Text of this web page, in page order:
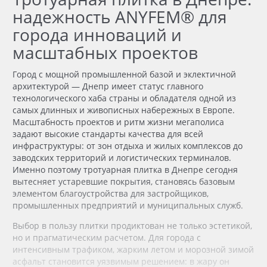
надежность ANYFEM® для
города инноваций и
масштабных проектов
Город с мощной промышленной базой и эклектичной
архитектурой — Днепр имеет статус главного
технологического хаба страны и обладателя одной из
самых длинных и живописных набережных в Европе.
Масштабность проектов и ритм жизни мегаполиса
задают высокие стандарты качества для всей
инфраструктуры: от зон отдыха и жилых комплексов до
заводских территорий и логистических терминалов.
Именно поэтому тротуарная плитка в Днепре сегодня
вытесняет устаревшие покрытия, становясь базовым
элементом благоустройства для застройщиков,
промышленных предприятий и муниципальных служб.
Выбор в пользу плитки продиктован не только эстетикой,
но и прагматическим расчетом. Для города с
интенсивным трафиком, жарким летом и морозной зимой
асфальт становится уязвимым решением: в жару он